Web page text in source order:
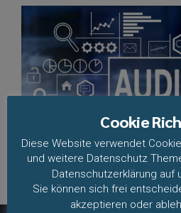
Cookie
Diese Website verwendet
und weitere Datenschutz
Datenschutzerklärung auf
Sie können sich frei
akzeptieren oder